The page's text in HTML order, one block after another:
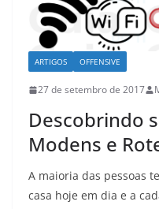
ARTIGOS OFFENSIVE
27 de setembro de 2017
Descobrindo
Modens e
A maioria das pessoas
casa hoje em dia e a